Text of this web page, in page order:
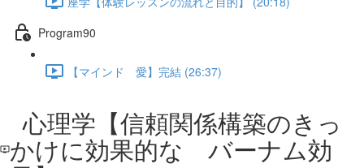
Program90
【マインド 愛】完結 (26:37)
心理学【信頼関係構築のきっ
かけに効果的な バーナム効